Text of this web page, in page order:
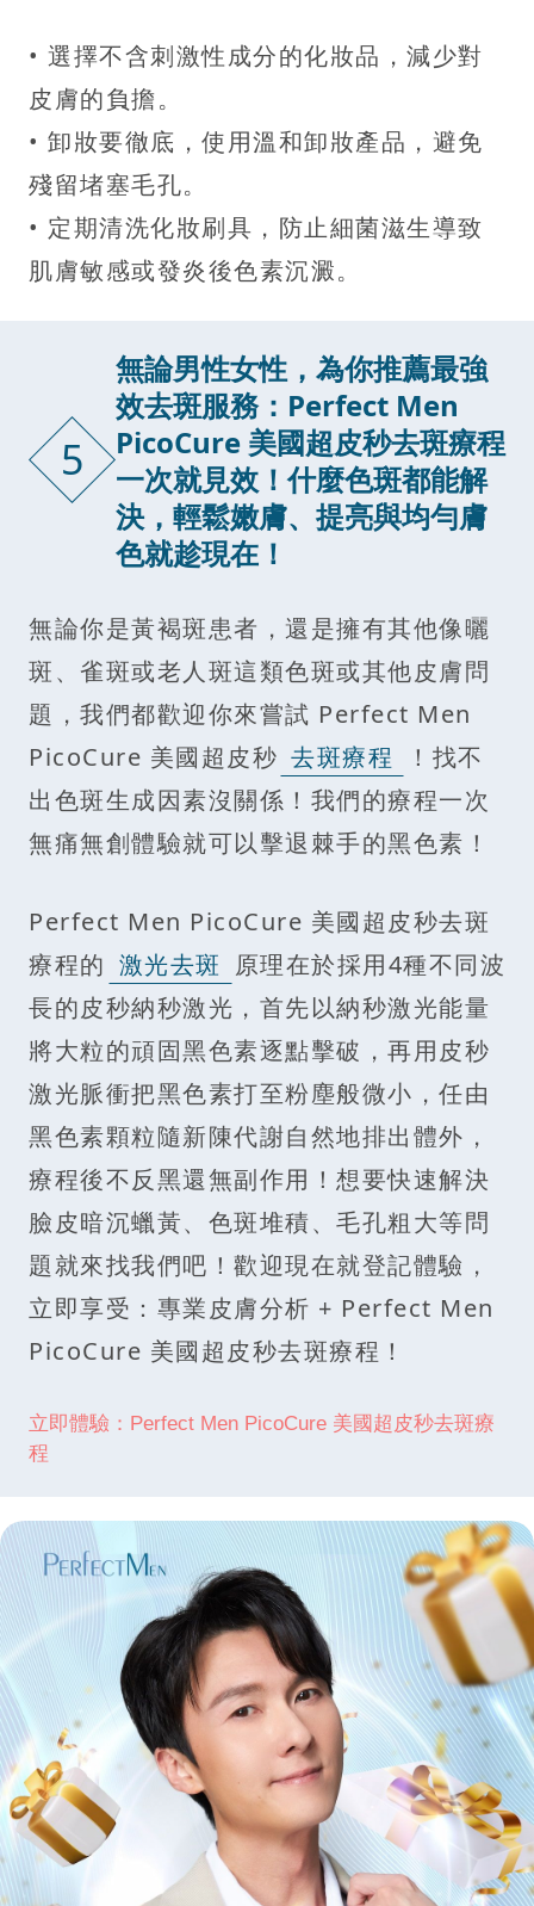
• 選擇不含刺激性成分的化妝品，減少對
皮膚的負擔。
• 卸妝要徹底，使用溫和卸妝產品，避免
殘留堵塞毛孔。
• 定期清洗化妝刷具，防止細菌滋生導致
肌膚敏感或發炎後色素沉澱。
5
無論男性女性，為你推薦最強
效去斑服務：Perfect Men
PicoCure 美國超皮秒去斑療程
一次就見效！什麼色斑都能解
決，輕鬆嫩膚、提亮與均勻膚
色就趁現在！
無論你是黃褐斑患者，還是擁有其他像曬
斑、雀斑或老人斑這類色斑或其他皮膚問
題，我們都歡迎你來嘗試 Perfect Men
PicoCure 美國超皮秒 去斑療程
！找不
出色斑生成因素沒關係！我們的療程一次
無痛無創體驗就可以擊退棘手的黑色素！
Perfect Men PicoCure 美國超皮秒去斑
療程的 激光去斑 原理在於採用4種不同波
長的皮秒納秒激光，首先以納秒激光能量
將大粒的頑固黑色素逐點擊破，再用皮秒
激光脈衝把黑色素打至粉塵般微小，任由
黑色素顆粒隨新陳代謝自然地排出體外，
療程後不反黑還無副作用！想要快速解決
臉皮暗沉蠟黃、色斑堆積、毛孔粗大等問
題就來找我們吧！歡迎現在就登記體驗，
立即享受：專業皮膚分析 + Perfect Men
PicoCure 美國超皮秒去斑療程！
立即體驗：Perfect Men PicoCure 美國超皮秒去斑療
程